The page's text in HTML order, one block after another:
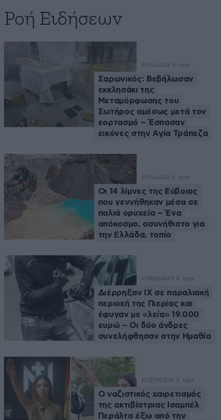
Ροή Ειδήσεων
ΕΛΛΑΔΑ2 λ. πριν
Σαρωνικός: Βεβήλωσαν
εκκλησάκι της
Μεταμόρφωσης του
Σωτήρος αμέσως μετά τον
εορτασμό – Έσπασαν
εικόνες στην Αγία Τράπεζα
ΕΛΛΑΔΑ3 λ. πριν
Οι 14 λίμνες της Εύβοιας
που γεννήθηκαν μέσα σε
παλιά ορυχεία – Ένα
απόκοσμο, ασυνήθιστο για
την Ελλάδα, τοπίο
ΚΟΙΝΩΝΙΑ9 λ. πριν
Διέρρηξαν ΙΧ σε παραλιακή
περιοχή της Πιερίας και
έφυγαν με «λεία» 19.000
ευρώ – Οι δύο άνδρες
συνελήφθησαν στην Ημαθία
ΚΟΣΜΟΣ 10 λ. πριν
Ο ναζιστικός χαιρετισμός
της ακτιβίστριας Ισαμπέλ
Περάλτα έξω από την